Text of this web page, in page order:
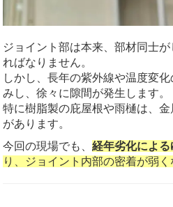
ジョイント部は本来、部材同士
ればなりません。
しかし、長年の紫外線や温度変
みし、徐々に隙間が発生します。
特に樹脂製の庇屋根や雨樋は、
があります。
今回の現場でも、経年劣化によ
り、ジョイント内部の密着が弱く